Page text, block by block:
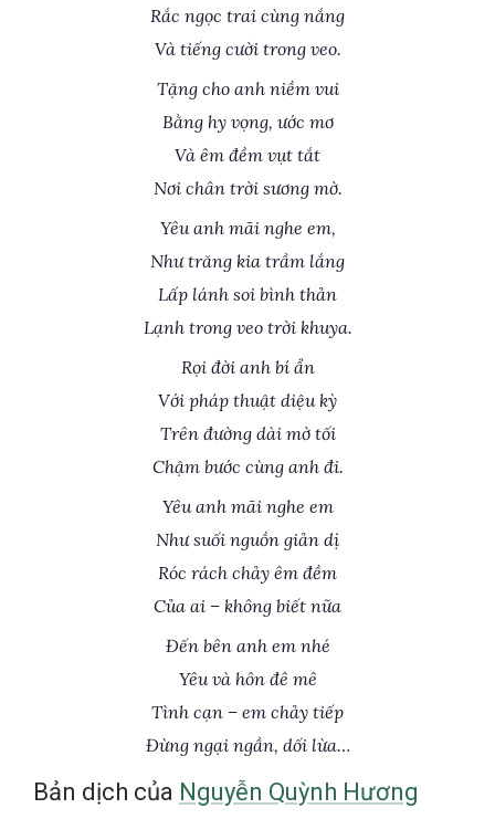
Rắc ngọc trai cùng nắng
Và tiếng cười trong veo.
Tặng cho anh niềm vui
Bằng hy vọng, ước mơ
Và êm đềm vụt tắt
Nơi chân trời sương mờ.
Yêu anh mãi nghe em,
Như trăng kia trầm lắng
Lấp lánh soi bình thản
Lạnh trong veo trời khuya.
Rọi đời anh bí ẩn
Với pháp thuật diệu kỳ
Trên đường dài mờ tối
Chậm bước cùng anh đi.
Yêu anh mãi nghe em
Như suối nguồn giản dị
Róc rách chảy êm đềm
Của ai – không biết nữa
Đến bên anh em nhé
Yêu và hôn đê mê
Tình cạn – em chảy tiếp
Đừng ngại ngần, dối lừa…
Bản dịch của Nguyễn Quỳnh Hương